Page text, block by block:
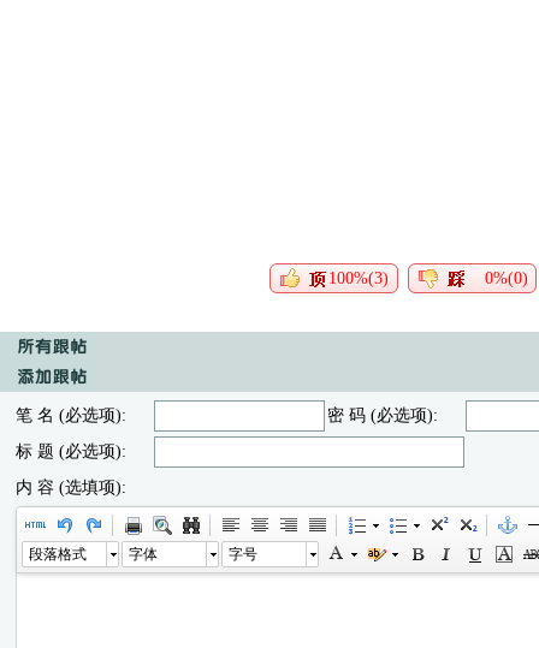
100%(3) 0%(0)
笔 名 (必选项):
密 码 (必选项):
标 题 (必选项):
内 容 (选填项):
段落格式 字体 字号